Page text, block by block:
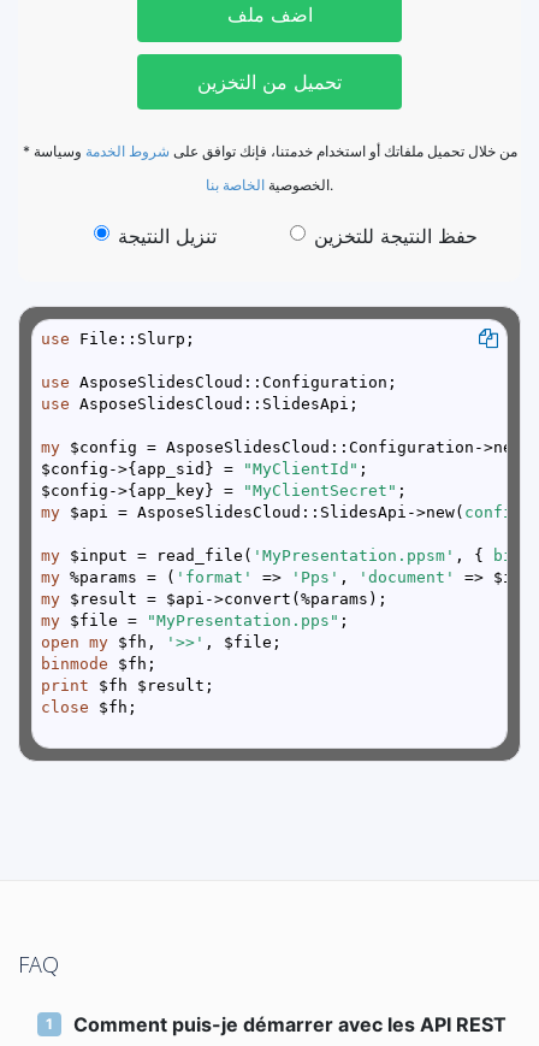
اضف ملف
تحميل من التخزين
* من خلال تحميل ملفاتك أو استخدام خدمتنا، فإنك توافق على شروط الخدمة وسياسة
الخصوصية الخاصة بنا .
تنزيل النتيجة حفظ النتيجة للتخزين
use
use
use
my
$config->{app_sid} =
"MyClientId"
$config->{app_key} =
"MyClientSecret"
my $api = AsposeSlidesCloud::SlidesApi->new( config
my $input = read_file( 'MyPresentation.ppsm' , {
my %params = ( 'format' => 'Pps' ,
'document'
my
my $file = "MyPresentation.pps"
open my $fh, '>>'
binmode
print
close
FAQ
Comment puis-je démarrer avec les API REST